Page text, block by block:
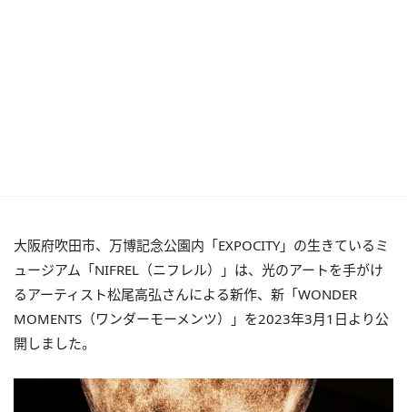
大阪府吹田市、万博記念公園内「EXPOCITY」の生きているミ
ュージアム「NIFREL（ニフレル）」は、光のアートを手がけ
るアーティスト松尾高弘さんによる新作、新「WONDER
MOMENTS（ワンダーモーメンツ）」を2023年3月1日より公
開しました。